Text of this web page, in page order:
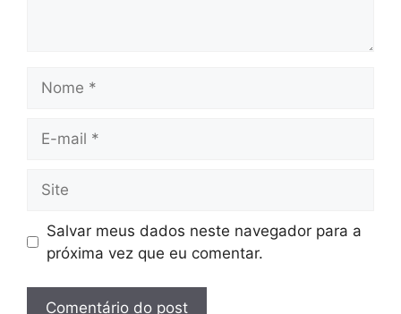
mail
Salvar meus dados neste navegador para a
próxima vez que eu comentar.